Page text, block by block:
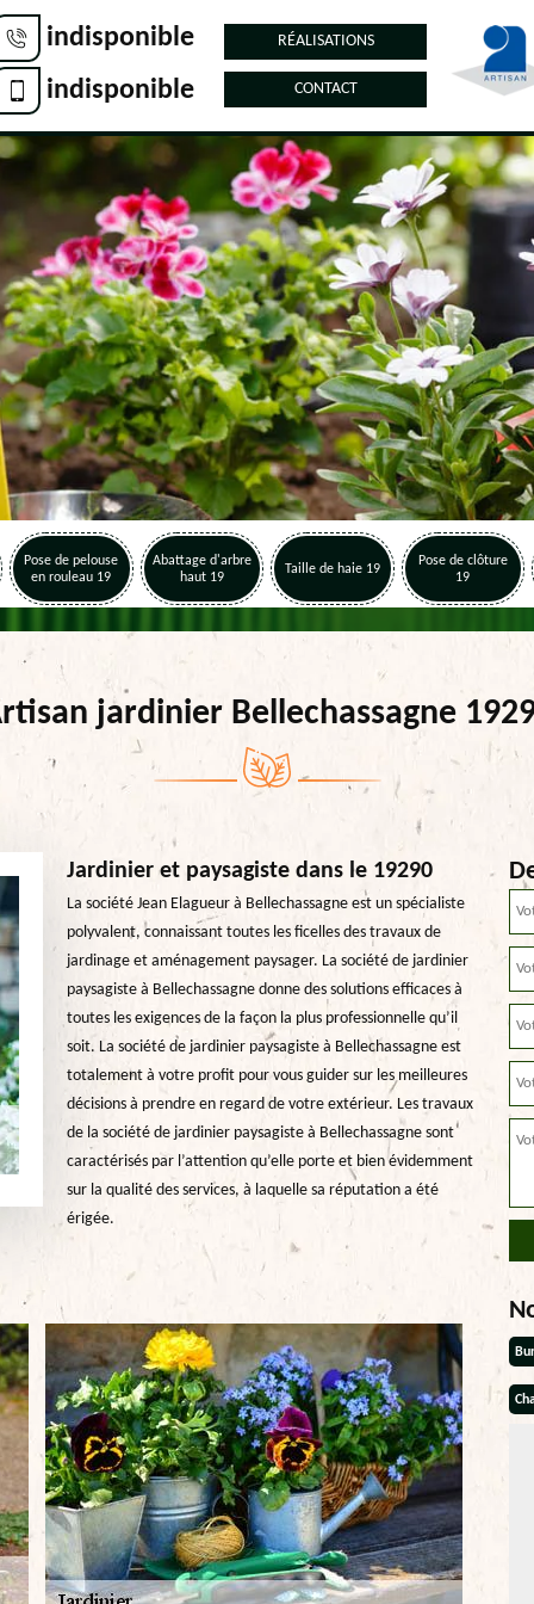
indisponible
indisponible
RÉALISATIONS
CONTACT
Pose de pelouse
en rouleau 19
Abattage d'arbre
haut 19
Taille de haie 19
Pose de clôture
19
jardinier Bellechassagne
Jardinier et paysagiste dans le 19290
La société Jean Elagueur à Bellechassagne est un spécialiste
polyvalent, connaissant toutes les ficelles des travaux de
jardinage et aménagement paysager. La société de jardinier
paysagiste à Bellechassagne donne des solutions efficaces à
toutes les exigences de la façon la plus professionnelle qu’il
soit. La société de jardinier paysagiste à Bellechassagne est
totalement à votre profit pour vous guider sur les meilleures
décisions à prendre en regard de votre extérieur. Les travaux
de la société de jardinier paysagiste à Bellechassagne sont
caractérisés par l’attention qu’elle porte et bien évidemment
sur la qualité des services, à laquelle sa réputation a été
érigée.